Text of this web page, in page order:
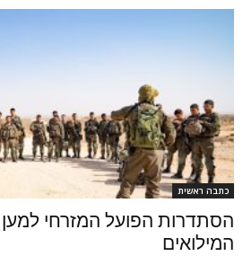
כתבה ראשית
הסתדרות הפועל המזרחי
המילואים